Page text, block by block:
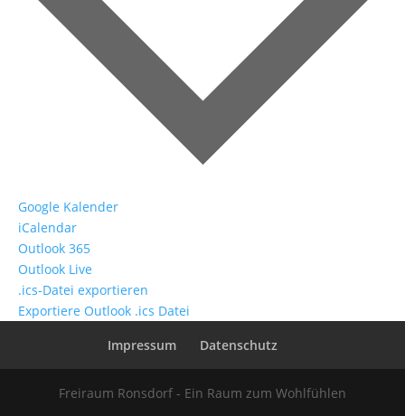
Google Kalender
iCalendar
Outlook 365
Outlook Live
.ics-Datei exportieren
Exportiere Outlook .ics Datei
Impressum
Datenschutz
Freiraum Ronsdorf - Ein Raum zum Wohlfühlen